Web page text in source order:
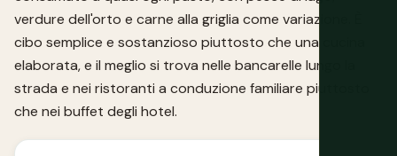
verdure dell'orto e carne alla griglia come variazione. È
cibo semplice e sostanzioso piuttosto che una cucina
elaborata, e il meglio si trova nelle bancarelle lungo la
strada e nei ristoranti a conduzione familiare piuttosto
che nei buffet degli hotel.